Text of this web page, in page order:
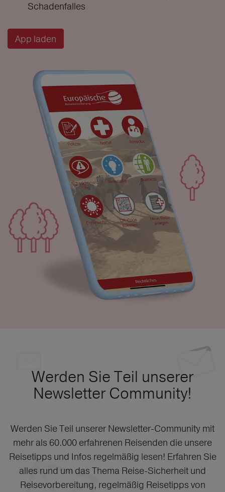
Schadenfalles
App laden
Werden Sie Teil unserer
Newsletter Community!
Werden Sie Teil unserer Newsletter-Community mit
mehr als 60.000 erfahrenen Reisenden die unsere
Reisetipps und Infos regelmäßig lesen! Erfahren Sie
alles rund um das Thema Reise-Sicherheit und
Reisevorbereitung, regelmäßig Reisetipps von